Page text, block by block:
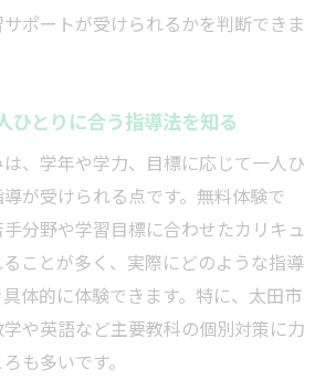
コミュニケーション力を体験で確
験で確かめるポイント
塾の学びの質を体験で実感しよう
で指導内容やカリキュラムを確認
塾体験で分かる生徒への対応の違
時のチェックリストで納得の塾選
ポートが受けられるかを判断できま
ひとりに合う指導法を知る
、学年や学力、目標に応じて一人ひ
が受けられる点です。無料体験で
分野や学習目標に合わせたカリキュ
ことが多く、実際にどのような指導
体的に体験できます。特に、太田市
や英語など主要教科の個別対策に力
も多いです。